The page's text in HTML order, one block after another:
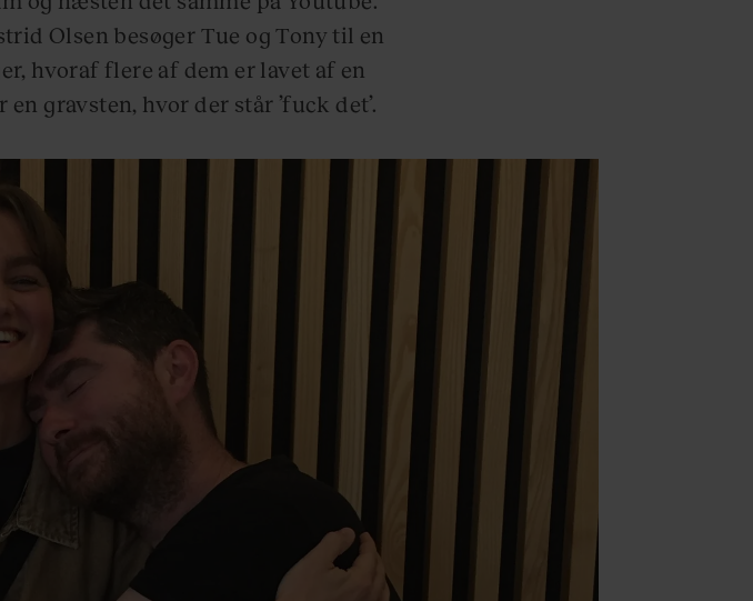
Olsen besøger Tue og Tony til en
hvoraf flere af dem er lavet af en
gravsten, hvor der står ’fuck det’.